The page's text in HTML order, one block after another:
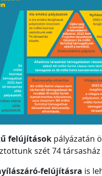
felújítások pályázatán
szét 74
felújításra is